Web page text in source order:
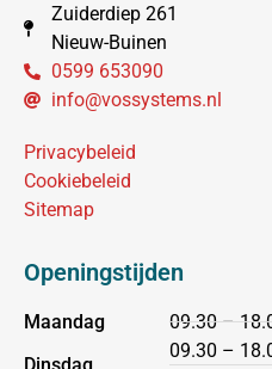
Zuiderdiep 261
Nieuw-Buinen
0599 653090
info@vossystems.nl
Privacybeleid
Cookiebeleid
Sitemap
Openingstijden
Maandag
Dinsdag
09.30 –
09.30 –